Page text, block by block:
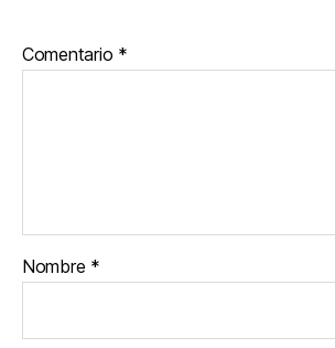
Comentario *
Nombre *